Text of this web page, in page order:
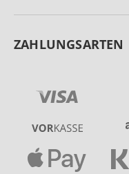
ZAHLUNGSARTEN